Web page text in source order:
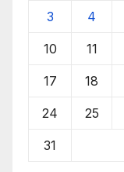
3 4
10 11
17 18
24 25
31